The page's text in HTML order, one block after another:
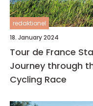
redaktionel
18. January 2024
Tour de France
Journey through
Cycling Race